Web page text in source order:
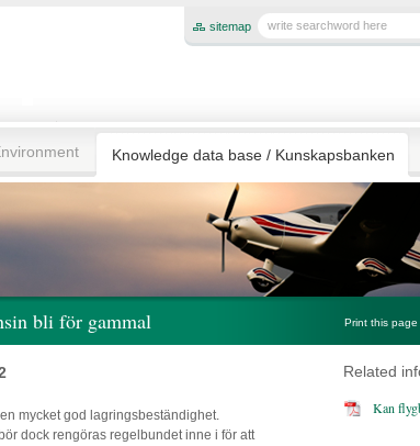
sitemap
Knowledge data base / Kunskapsbanken
bli för gammal Print this page
mycket god lagringsbeständighet.
dock rengöras regelbundet inne i för att
Related
Kan